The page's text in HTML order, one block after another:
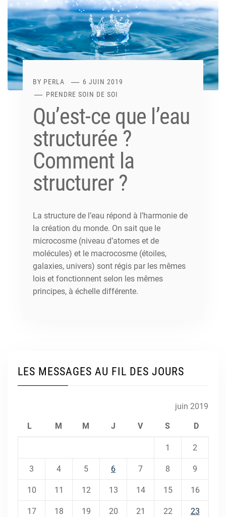
BY PERLA
6 JUIN 2019
PRENDRE SOIN DE SOI
Qu’est-ce que l’eau
structurée ?
Comment la
structurer ?
La structure de l’eau répond à l’harmonie de
la création du monde. On sait que le
microcosme (niveau d’atomes et de
molécules) et le macrocosme (étoiles,
galaxies, univers) sont régis par les mêmes
lois et fonctionnent selon les mêmes
principes, à échelle différente.
LES MESSAGES AU FIL DES JOURS
juin 2019
L M M J V S D
1 2
3 4 5 6 7 8 9
10 11 12 13 14 15 16
17 18 19 20 21 22 23